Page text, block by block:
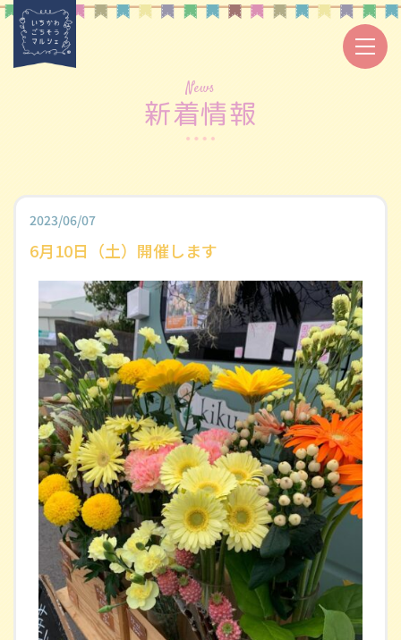
News
新着情報
2023/06/07
6月10日（土）開催します